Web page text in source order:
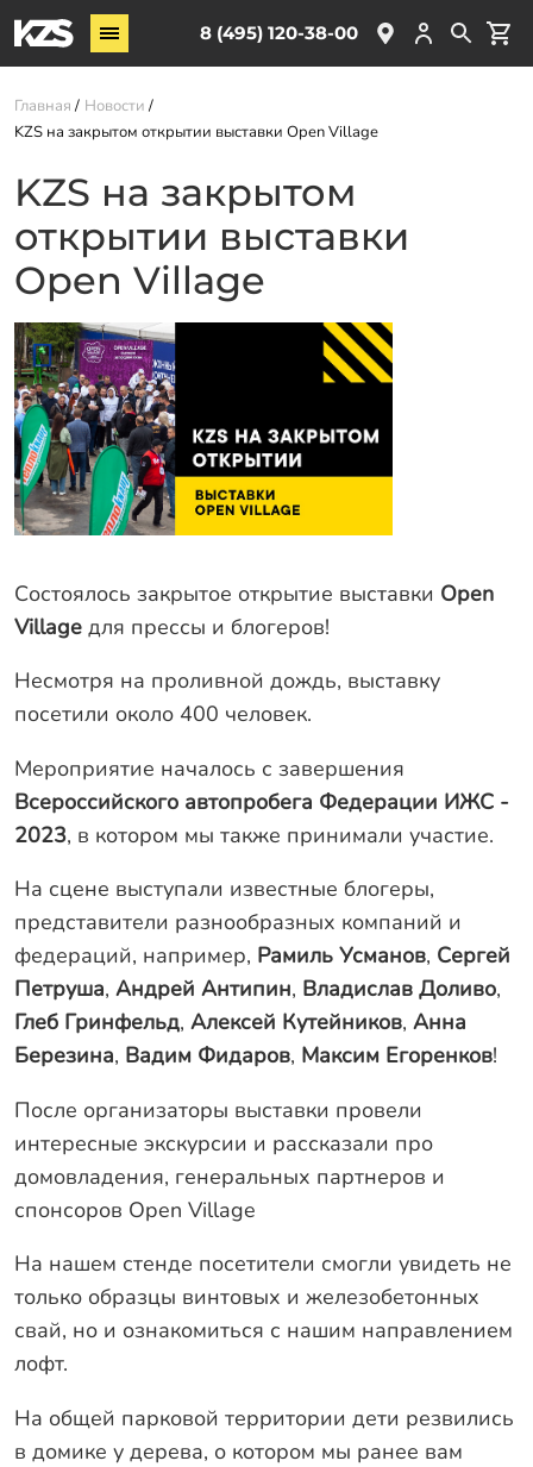
8 (495) 120-38-00
Винтовые сваи
ЖБ сваи
Обвязка свай
Услуги
О компании
Акции
Новости
Партнёрам
Контакты
Доставка
Оплата
Отзывы
Гарантии
Программа лояльности
Вакансии
Калькулятор ЖБ свай
Заказать звонок
Главная
Новости
KZS на закрытом открытии выставки Open Village
KZS на закрытом
открытии выставки
Open Village
Состоялось закрытое открытие выставки Open
Village для прессы и блогеров!
Несмотря на проливной дождь, выставку
посетили около 400 человек.
Мероприятие началось с завершения
Всероссийского автопробега Федерации ИЖС -
2023, в котором мы также принимали участие.
На сцене выступали известные блогеры,
представители разнообразных компаний и
федераций, например, Рамиль Усманов, Сергей
Петруша, Андрей Антипин, Владислав Доливо,
Глеб Гринфельд, Алексей Кутейников, Анна
Березина, Вадим Фидаров, Максим Егоренков!
После организаторы выставки провели
интересные экскурсии и рассказали про
домовладения, генеральных партнеров и
спонсоров Open Village
На нашем стенде посетители смогли увидеть не
только образцы винтовых и железобетонных
свай, но и ознакомиться с нашим направлением
лофт.
На общей парковой территории дети резвились
в домике у дерева, о котором мы ранее вам